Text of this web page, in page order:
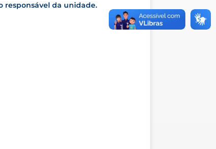
responsável da unidade.